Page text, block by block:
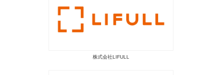
株式会社LIFULL